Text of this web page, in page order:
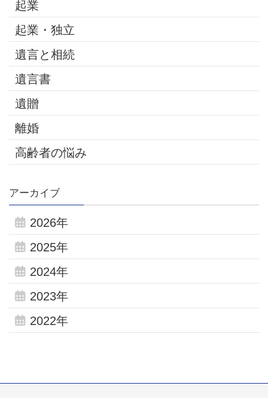
起業
起業・独立
遺言と相続
遺言書
遺贈
離婚
高齢者の悩み
アーカイブ
2026年
2025年
2024年
2023年
2022年